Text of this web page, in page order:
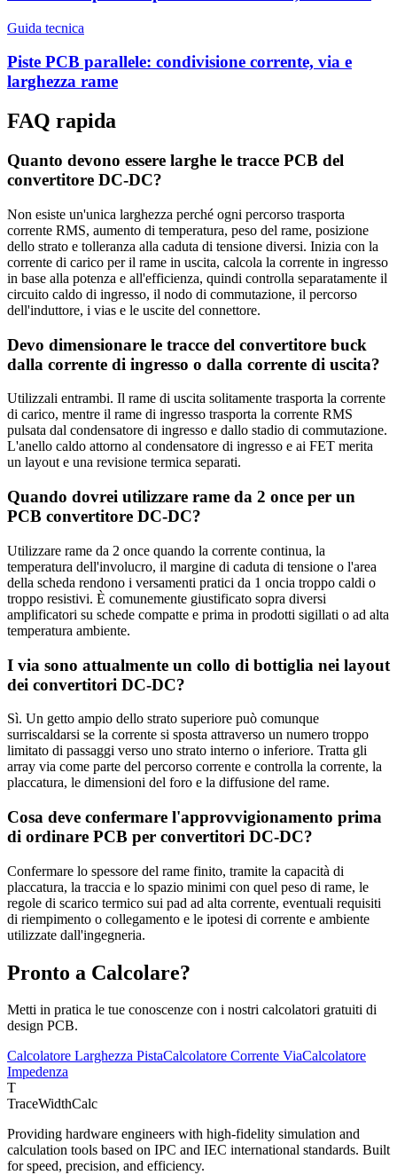
Guida tecnica
Piste PCB parallele: condivisione corrente, via e
larghezza rame
FAQ rapida
Quanto devono essere larghe le tracce PCB del
convertitore DC-DC?
Non esiste un'unica larghezza perché ogni percorso trasporta
corrente RMS, aumento di temperatura, peso del rame, posizione
dello strato e tolleranza alla caduta di tensione diversi. Inizia con la
corrente di carico per il rame in uscita, calcola la corrente in ingresso
in base alla potenza e all'efficienza, quindi controlla separatamente il
circuito caldo di ingresso, il nodo di commutazione, il percorso
dell'induttore, i vias e le uscite del connettore.
Devo dimensionare le tracce del convertitore buck
dalla corrente di ingresso o dalla corrente di uscita?
Utilizzali entrambi. Il rame di uscita solitamente trasporta la corrente
di carico, mentre il rame di ingresso trasporta la corrente RMS
pulsata dal condensatore di ingresso e dallo stadio di commutazione.
L'anello caldo attorno al condensatore di ingresso e ai FET merita
un layout e una revisione termica separati.
Quando dovrei utilizzare rame da 2 once per un
PCB convertitore DC-DC?
Utilizzare rame da 2 once quando la corrente continua, la
temperatura dell'involucro, il margine di caduta di tensione o l'area
della scheda rendono i versamenti pratici da 1 oncia troppo caldi o
troppo resistivi. È comunemente giustificato sopra diversi
amplificatori su schede compatte e prima in prodotti sigillati o ad alta
temperatura ambiente.
I via sono attualmente un collo di bottiglia nei layout
dei convertitori DC-DC?
Sì. Un getto ampio dello strato superiore può comunque
surriscaldarsi se la corrente si sposta attraverso un numero troppo
limitato di passaggi verso uno strato interno o inferiore. Tratta gli
array via come parte del percorso corrente e controlla la corrente, la
placcatura, le dimensioni del foro e la diffusione del rame.
Cosa deve confermare l'approvvigionamento prima
di ordinare PCB per convertitori DC-DC?
Confermare lo spessore del rame finito, tramite la capacità di
placcatura, la traccia e lo spazio minimi con quel peso di rame, le
regole di scarico termico sui pad ad alta corrente, eventuali requisiti
di riempimento o collegamento e le ipotesi di corrente e ambiente
utilizzate dall'ingegneria.
Pronto a Calcolare?
Metti in pratica le tue conoscenze con i nostri calcolatori gratuiti di
design PCB.
Calcolatore Larghezza PistaCalcolatore Corrente ViaCalcolatore
Impedenza
T
TraceWidthCalc
Providing hardware engineers with high-fidelity simulation and
calculation tools based on IPC and IEC international standards. Built
for speed, precision, and efficiency.